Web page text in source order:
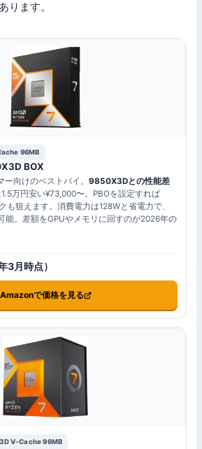
ります。
96MB
BOX
ー向けのベストバイ。9850X3Dとの性能差
万円安い¥73,000〜。PBOを設定すれば
も狙えます。消費電力は128Wと省電力で、
能。差額をGPUやメモリに回すのが2026年の
月時点）
Amazonで価格を見る
V-Cache 96MB